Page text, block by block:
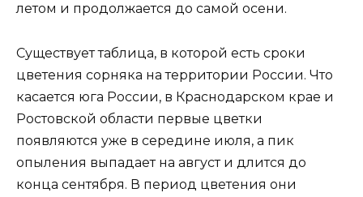
летом и продолжается до самой осени.
Существует таблица, в которой есть сроки
цветения сорняка на территории России. Что
касается юга России, в Краснодарском крае и
Ростовской области первые цветки
появляются уже в середине июля, а пик
опыления выпадает на август и длится до
конца сентября. В период цветения они